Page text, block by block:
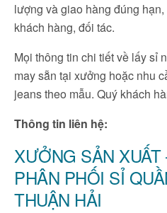
lượng và giao hàng đúng
khách hàng, đối tác.
Mọi thông tin chi tiết về lấy sỉ
may sẵn tại xưởng hoặc nhu
jeans theo mẫu. Quý khách
Thông tin liên hệ:
XƯỞNG SẢN
PHÂN PHỐI SỈ
THUẬN HẢI